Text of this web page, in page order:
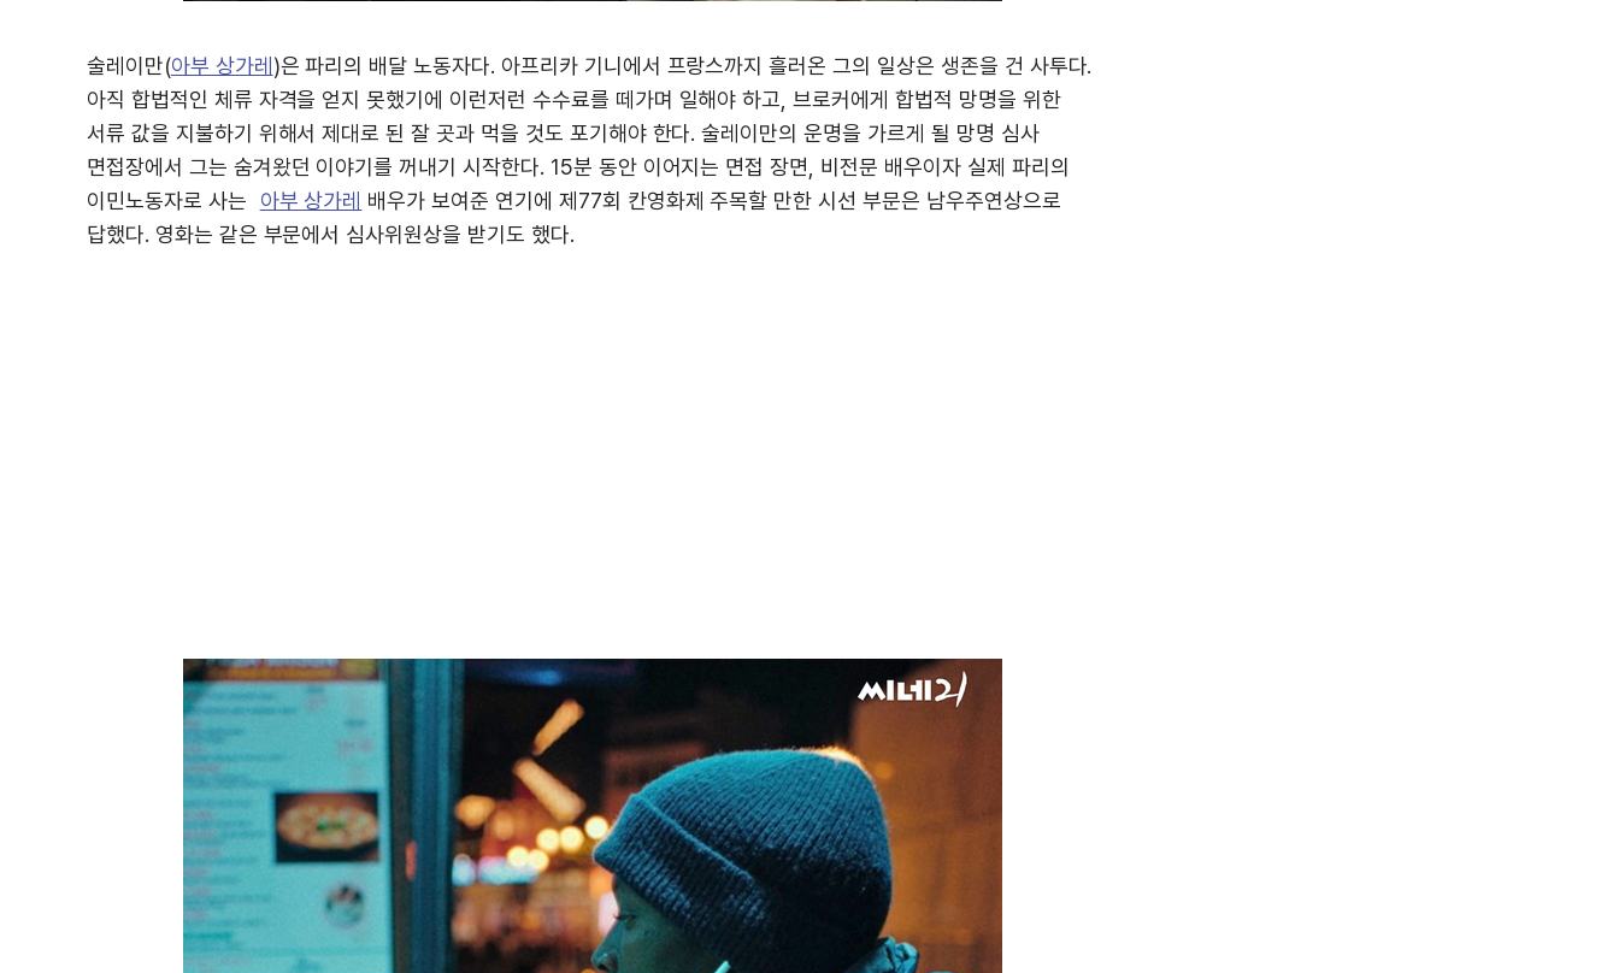
술레이만(아부 상가레 )은 파리의 배달 노동자다. 아프리카 기니에서 프랑스까지 흘러온 그의 일상은 생존을 건 사투다.
아직 합법적인 체류 자격을 얻지 못했기에 이런저런 수수료를 떼가며 일해야 하고, 브로커에게 합법적 망명을 위한
서류 값을 지불하기 위해서 제대로 된 잘 곳과 먹을 것도 포기해야 한다. 술레이만의 운명을 가르게 될 망명 심사
면접장에서 그는 숨겨왔던 이야기를 꺼내기 시작한다. 15분 동안 이어지는 면접 장면, 비전문 배우이자 실제 파리의
이민노동자로 사는
아부 상가레 배우가 보여준 연기에 제77회 칸영화제 주목할 만한 시선 부문은 남우주연상으로
답했다. 영화는 같은 부문에서 심사위원상을 받기도 했다.